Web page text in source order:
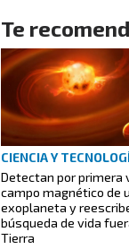
Te
CIENCIA Y
Detectan por primera
campo magnético de
exoplaneta y
búsqueda de vida
Tierra